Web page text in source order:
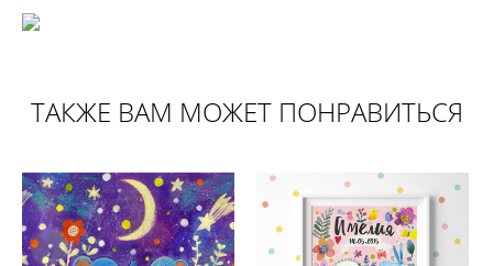
ТАКЖЕ ВАМ МОЖЕТ ПОНРАВИТЬСЯ